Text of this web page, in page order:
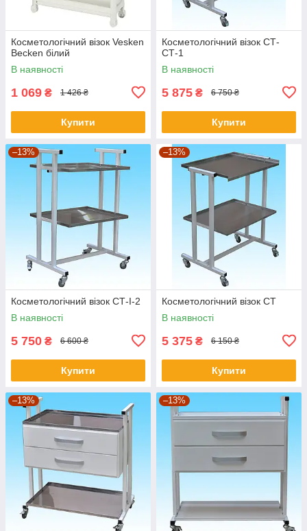
Косметологічний візок Vesken
Becken білий
В наявності
1 069 ₴ 1 426 ₴
Купити
Косметологічний візок СТ-
СТ-1
В наявності
5 875 ₴ 6 750 ₴
Купити
–13%
Косметологічний візок СТ-I-2
В наявності
5 750 ₴ 6 600 ₴
Купити
–13%
Косметологічний візок СТ
В наявності
5 375 ₴ 6 150 ₴
Купити
–13% –13%